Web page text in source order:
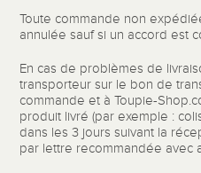
Toute commande non
annulée sauf si un accord est
En cas de problèmes de
transporteur sur le bon de
commande et à Toupie-
produit livré (par exemple :
dans les 3 jours suivant la
par lettre recommandée avec